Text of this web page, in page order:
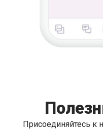
Присоединяйтесь